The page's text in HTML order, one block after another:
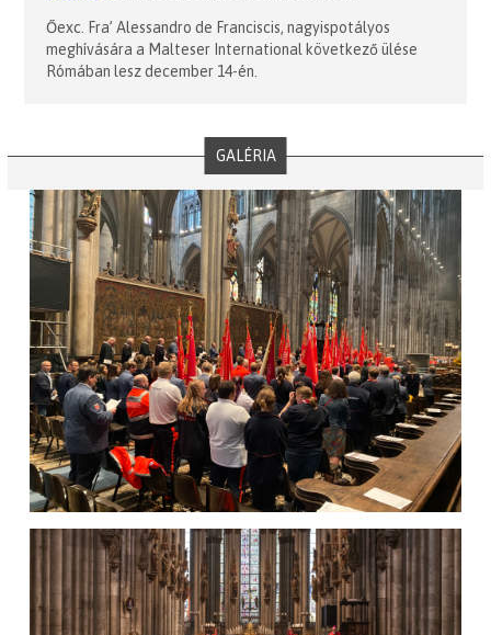
Őexc. Fra’ Alessandro de Franciscis, nagyispotályos
meghívására a Malteser International következő ülése
Rómában lesz december 14-én.
GALÉRIA